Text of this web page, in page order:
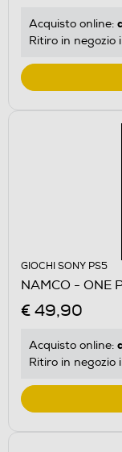
Acquisto online:
Ritiro in
GIOCHI SONY PS5
NAMCO - ONE
€ 49,90
Acquisto online:
Ritiro in